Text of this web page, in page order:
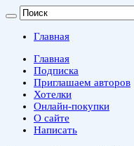
Главная
Главная
Подписка
Приглашаем авторов
Хотелки
Онлайн-покупки
О сайте
Написать